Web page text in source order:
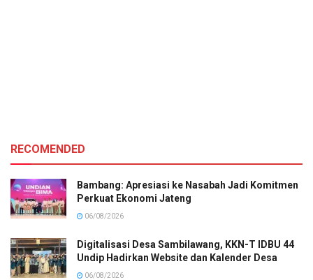
RECOMENDED
Bambang: Apresiasi ke Nasabah Jadi Komitmen
Perkuat Ekonomi Jateng
06/08/2026
Digitalisasi Desa Sambilawang, KKN-T IDBU 44
Undip Hadirkan Website dan Kalender Desa
06/08/2026